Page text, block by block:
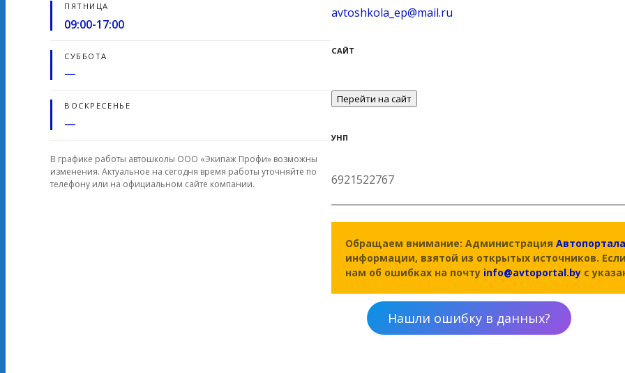
ПЯТНИЦА
09:00-17:00
СУББОТА
—
ВОСКРЕСЕНЬЕ
—
В графике работы автошколы ООО «Экипаж Профи» возможны
изменения. Актуальное на сегодня время работы уточняйте по
телефону или на официальном сайте компании.
avtoshkola_ep@mail.ru
САЙТ
Перейти на сайт
УНП
6921522767
Обращаем внимание: АдминистрацияАвтопортала
информации, взятой из открытых источников.
нам об ошибках на почту info@avtoportal.by с
Нашли ошибку в данных?